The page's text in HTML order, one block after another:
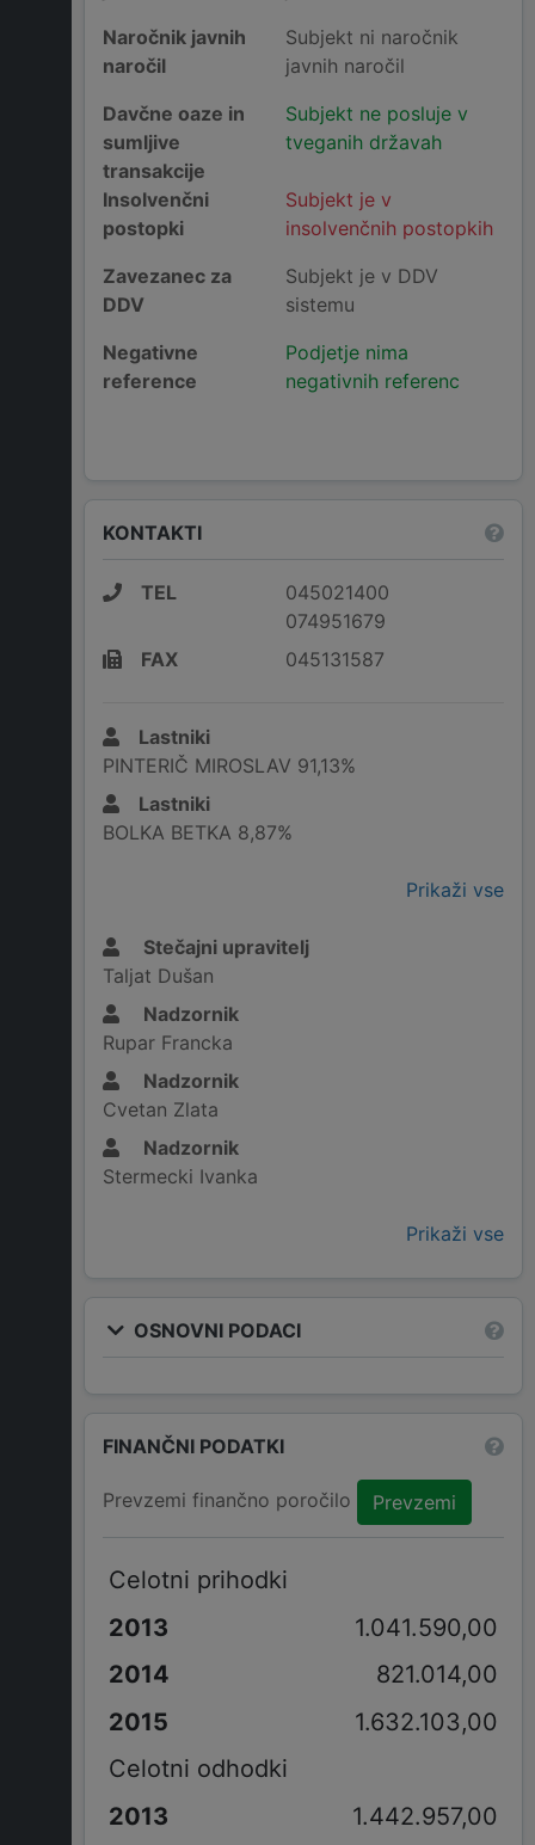
Naročnik javnih
naročil
Subjekt ni naročnik
javnih naročil
Davčne oaze in
sumljive
transakcije
Subjekt ne posluje v
tveganih državah
Insolvenčni
postopki
Subjekt je v
insolvenčnih postopkih
Zavezanec za
DDV
Subjekt je v DDV
sistemu
Negativne
reference
Podjetje nima
negativnih referenc
KONTAKTI
TEL
045021400
074951679
FAX
045131587
Lastniki
PINTERIČ MIROSLAV 91,13%
Lastniki
BOLKA BETKA 8,87%
Prikaži vse
Stečajni upravitelj
Taljat Dušan
Nadzornik
Rupar Francka
Nadzornik
Cvetan Zlata
Nadzornik
Stermecki Ivanka
Prikaži vse
OSNOVNI PODACI
FINANČNI PODATKI
Prevzemi finančno poročilo Prevzemi
Celotni prihodki
1.041.590,00
821.014,00
1.632.103,00
Celotni odhodki
1.442.957,00